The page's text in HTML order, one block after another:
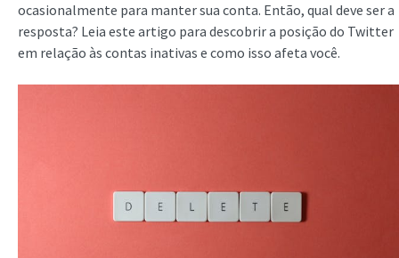
ocasionalmente para manter sua conta. Então, qual deve ser a
resposta? Leia este artigo para descobrir a posição do Twitter
em relação às contas inativas e como isso afeta você.